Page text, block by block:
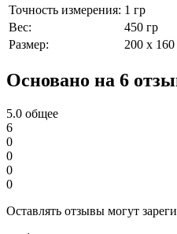
Точность измерения: 1 гр
Вес:
450 гр
Размер:
200 х
Основано на 6
5.0 общее
6
0
0
0
0
Оставлять отзывы могут